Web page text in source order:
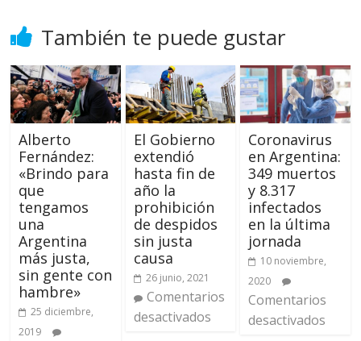
También te puede gustar
Alberto
Fernández:
«Brindo para
que
tengamos
una
Argentina
más justa,
sin gente con
hambre»
25 diciembre,
2019
El Gobierno
extendió
hasta fin de
año la
prohibición
de despidos
sin justa
causa
26 junio, 2021
Comentarios
desactivados
Coronavirus
en Argentina:
349 muertos
y 8.317
infectados
en la última
jornada
10 noviembre,
2020
Comentarios
desactivados